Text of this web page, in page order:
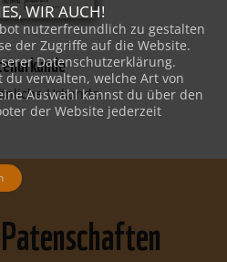
Urkunde.
WIR AUCH!
nutzerfreundlich zu gestalten
der Zugriffe auf die Website.
Datenschutzerklärung.
du verwalten, welche Art von
Auswahl kannst du über den
der Website jederzeit